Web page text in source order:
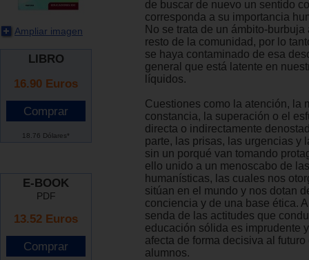
Ampliar imagen
LIBRO
16.90 Euros
18.76 Dólares*
E-BOOK
PDF
13.52 Euros
de buscar de nuevo un sentido
corresponda a su importancia
No se trata de un ámbito-
resto de la comunidad, por lo
se haya contaminado de esa
general que está latente en
líquidos.
Cuestiones como la atención, la
constancia, la superación o el
directa o indirectamente
parte, las prisas, las urgencias y
sin un porqué van tomando
ello unido a un menoscabo de
humanísticas, las cuales nos
sitúan en el mundo y nos dotan
conciencia y de una base ética.
senda de las actitudes que
educación sólida es imprudente
afecta de forma decisiva al futuro
alumnos.